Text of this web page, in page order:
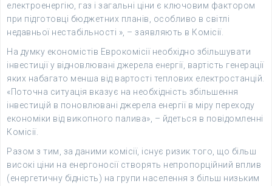
електроенергію, газ і загальні ціни є ключовим фактором
при підготовці бюджетних планів, особливо в світлі
недавньої нестабільності », – заявляють в Комісії.
На думку економістів Еврокомісії необхідно збільшувати
інвестиції у відновлювані джерела енергії, вартість генерації
яких набагато менша від вартості теплових електростанцій.
«Поточна ситуація вказує на необхідність збільшення
інвестицій в поновлювані джерела енергії в міру переходу
економіки від викопного палива», – йдеться в повідомленні
Комісії.
Разом з тим, за даними комісії, існує ризик того, що більш
високі ціни на енергоносії створять непропорційний вплив
(енергетичну бідність) на групи населення з більш низьким